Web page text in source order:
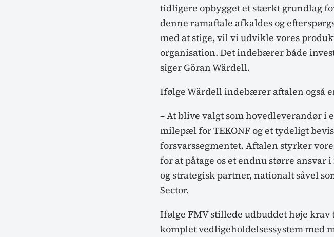
tidligere opbygget et stærkt grundlag
denne ramaftale afkaldes og
med at stige, vil vi udvikle vores
organisation. Det indebærer både
siger Göran Wärdell.
Ifølge Wärdell indebærer aftalen også
– At blive valgt som hovedleverandør i
milepæl for TEKONF og et tydeligt
forsvarssegmentet. Aftalen styrker
for at påtage os et endnu større
og strategisk partner, nationalt såvel
Sector.
Ifølge FMV stillede udbuddet høje
komplet vedligeholdelsessystem med